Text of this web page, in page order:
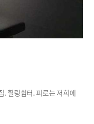
. 힐링쉼터. 피로는 저희에